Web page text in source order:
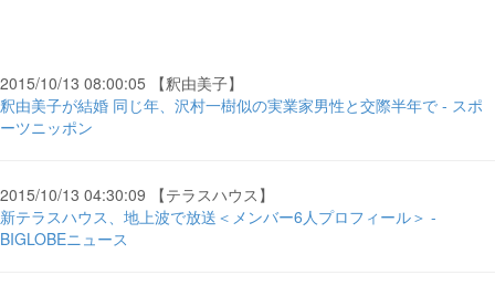
2015/10/13 08:00:05 【釈由美子】
釈由美子が結婚 同じ年、沢村一樹似の実業家男性と交際半年で - スポ
ーツニッポン
2015/10/13 04:30:09 【テラスハウス】
新テラスハウス、地上波で放送＜メンバー6人プロフィール＞ -
BIGLOBEニュース